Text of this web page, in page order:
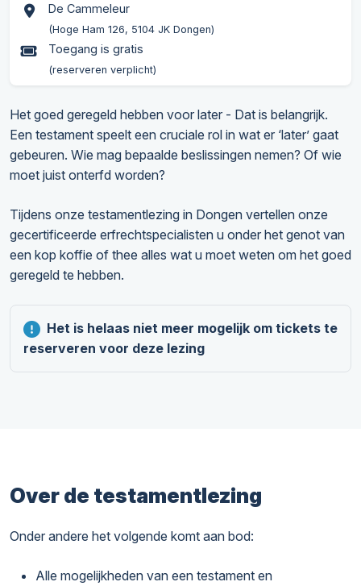
De Cammeleur
(Hoge Ham 126, 5104 JK Dongen)
Toegang is gratis
(reserveren verplicht)
Het goed geregeld hebben voor later - Dat is belangrijk.
Een testament speelt een cruciale rol in wat er ‘later’ gaat
gebeuren. Wie mag bepaalde beslissingen nemen? Of wie
moet juist onterfd worden?
Tijdens onze testamentlezing in Dongen vertellen onze
gecertificeerde erfrechtspecialisten u onder het genot van
een kop koffie of thee alles wat u moet weten om het goed
geregeld te hebben.
Het is helaas niet meer mogelijk om tickets te
reserveren voor deze lezing
Over de testamentlezing
Onder andere het volgende komt aan bod:
Alle mogelijkheden van een testament en